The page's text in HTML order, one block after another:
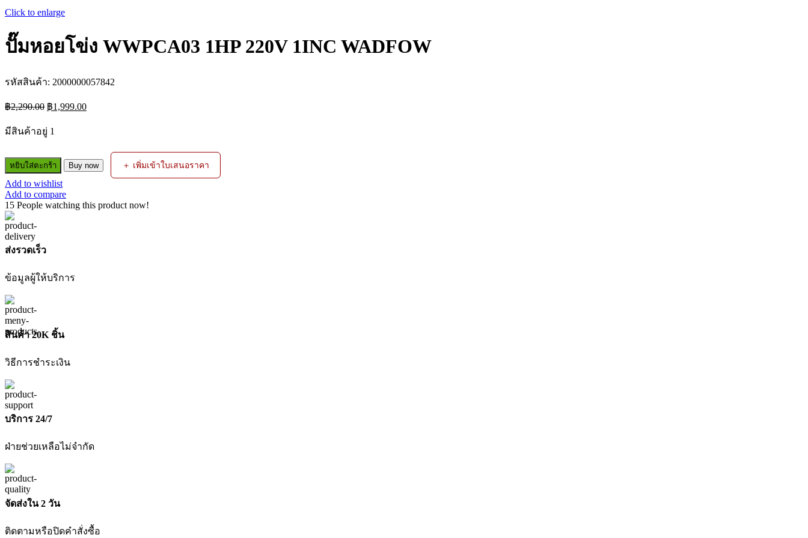
Click to enlarge
ปั๊มหอยโข่ง WWPCA03 1HP 220V 1INC WADFOW
รหัสสินค้า: 2000000057842
฿2,290.00 Original
price
was:
฿2,290.00.
฿1,999.00Current
price
มีสินค้าอยู่ 1
จำนวน
ปั๊ม
หอย
โข่ง
WWPCA03
1HP
220V
1INC
WADFOW
หยิบใส่ตะกร้า Buy now ＋ เพิ่มเข้าใบเสนอราคา
Add to wishlist
Add to compare
15 People watching this product now!
ส่งรวดเร็ว
ข้อมูลผู้ให้บริการ
สินค้า 20K ชิ้น
วิธีการชำระเงิน
บริการ 24/7
ฝ่ายช่วยเหลือไม่จำกัด
จัดส่งใน 2 วัน
ติดตามหรือปิดคำสั่งซื้อ